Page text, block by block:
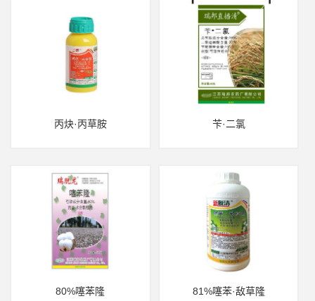
丙炔·丙草胺 苄·二氯
80%噻苯隆 81%噻苯·敌草隆